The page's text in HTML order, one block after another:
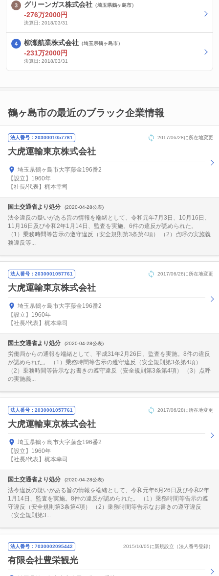
グリーンガス株式会社 （埼玉県鶴ヶ島市）
-276万2000円
決算日: 2018/03/31
柳瀬航業株式会社 （埼玉県鶴ヶ島市）
-231万2000円
決算日: 2018/03/31
鶴ヶ島市の最近のブラック企業情報
法人番号：2030001057761 2017/06/28に所在地変更
大虎運輸東京株式会社
埼玉県鶴ヶ島市大字藤金196番2
【設立】1960年
【社長/代表】梶本幸司
国土交通省より処分 (2020-04-28公表)
法令違反の疑いがある旨の情報を端緒として、令和元年7月3日、10月16日、
11月16日及び令和2年1月14日、監査を実施。6件の違反が認められた。
（1）乗務時間等告示の遵守違反（安全規則第3条第4項） （2）点呼の実施義
務違反等...
法人番号：2030001057761 2017/06/28に所在地変更
大虎運輸東京株式会社
埼玉県鶴ヶ島市大字藤金196番2
【設立】1960年
【社長/代表】梶本幸司
国土交通省より処分 (2020-04-28公表)
労働局からの通報を端緒として、平成31年2月26日、監査を実施。8件の違反
が認められた。 （1）乗務時間等告示の遵守違反（安全規則第3条第4項）
（2）乗務時間等告示なお書きの遵守違反（安全規則第3条第4項） （3）点呼
の実施義...
法人番号：2030001057761 2017/06/28に所在地変更
大虎運輸東京株式会社
埼玉県鶴ヶ島市大字藤金196番2
【設立】1960年
【社長/代表】梶本幸司
国土交通省より処分 (2020-04-28公表)
法令違反の疑いがある旨の情報を端緒として、令和元年6月26日及び令和2年
1月14日、監査を実施。8件の違反が認められた。 （1）乗務時間等告示の遵
守違反（安全規則第3条第4項） （2）乗務時間等告示なお書きの遵守違反
（安全規則第3...
法人番号：7030002095442 2015/10/05に新規設立（法人番号登録）
有限会社豊栄観光